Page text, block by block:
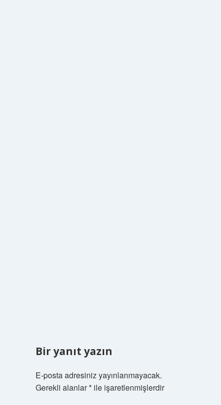
Bir yanıt yazın
E-posta adresiniz yayınlanmayacak.
Gerekli alanlar*ile işaretlenmişlerdir